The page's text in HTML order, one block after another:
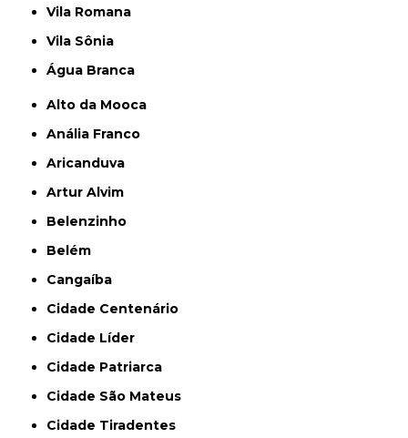
Vila Romana
Vila Sônia
Água Branca
Alto da Mooca
Anália Franco
Aricanduva
Artur Alvim
Belenzinho
Belém
Cangaíba
Cidade Centenário
Cidade Líder
Cidade Patriarca
Cidade São Mateus
Cidade Tiradentes